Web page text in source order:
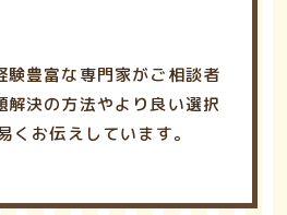
験豊富な専門家がご相談者
解決の方法やより良い選択
くお伝えしています。